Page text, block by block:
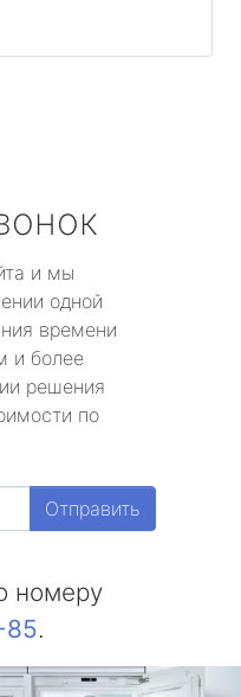
и мы
одной
времени
и более
решения
по
Отправить
номеру
85.